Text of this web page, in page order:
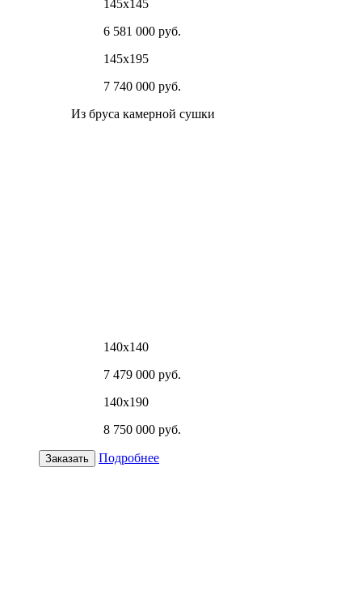
145х145
6 581 000 руб.
145х195
7 740 000 руб.
Из бруса камерной сушки
140х140
7 479 000 руб.
140х190
8 750 000 руб.
Заказать Подробнее